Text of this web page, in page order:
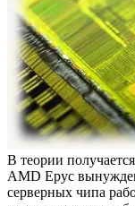
В теории
AMD Epyc
серверных чипа